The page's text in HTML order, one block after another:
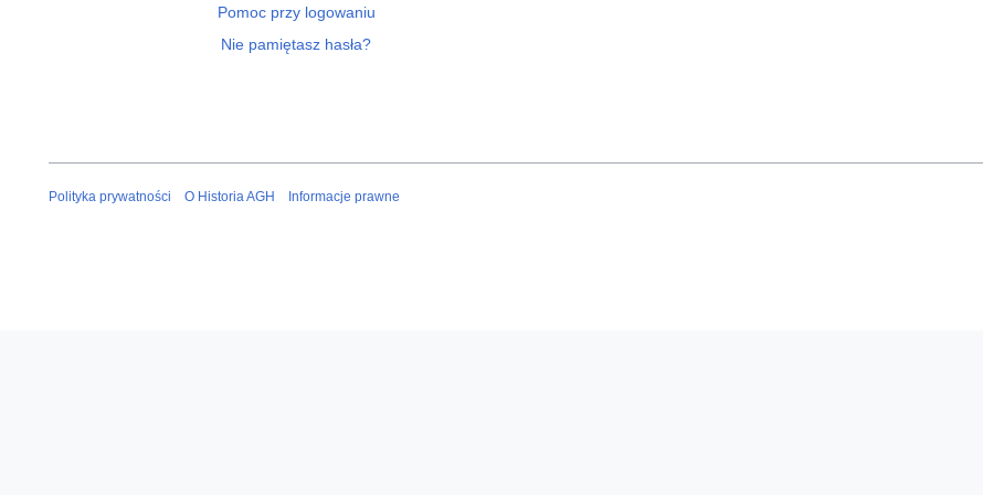
Pomoc przy logowaniu
Nie pamiętasz hasła?
Polityka prywatności O Historia AGH Informacje prawne